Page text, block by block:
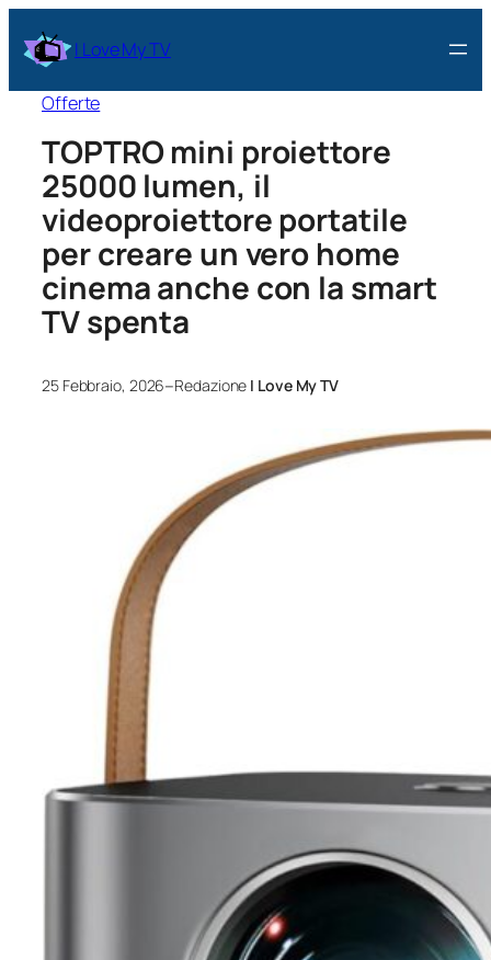
I Love My TV
Offerte
TOPTRO mini proiettore
25000 lumen, il
videoproiettore portatile
per creare un vero home
cinema anche con la smart
TV spenta
25 Febbraio, 2026–Redazione I Love My TV